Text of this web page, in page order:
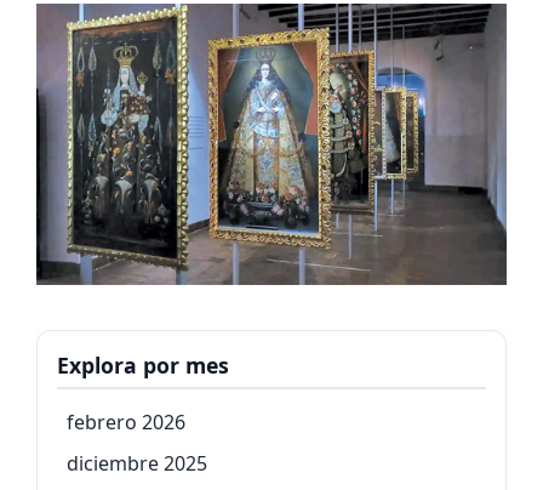
Explora por mes
febrero 2026
diciembre 2025